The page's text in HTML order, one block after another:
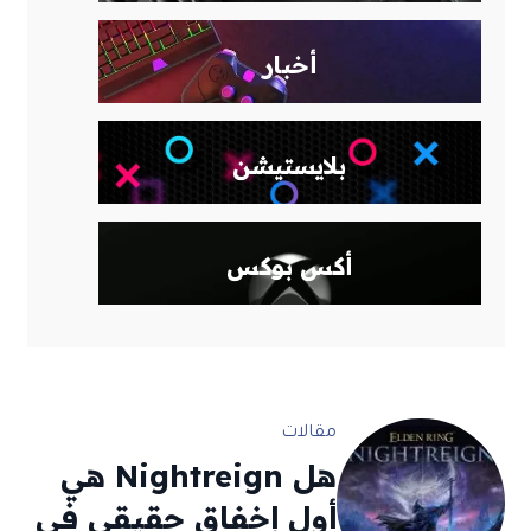
أخبار
بلايستيشن
أكس بوكس
مقالات
هل Nightreign هي
أول إخفاق حقيقي في